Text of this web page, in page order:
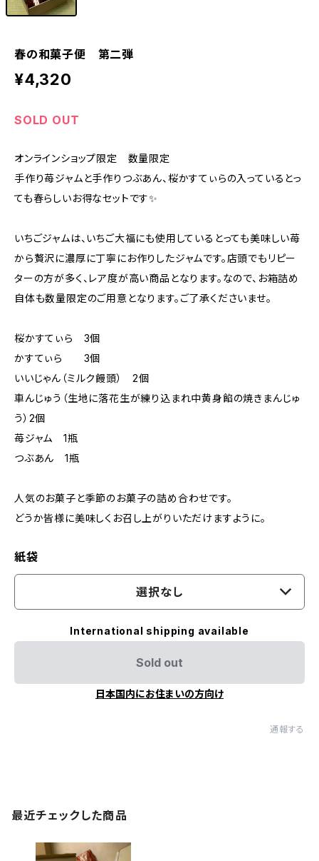
春の和菓子便 第二弾
¥4,320
SOLD OUT
オンラインショップ限定 数量限定
手作り苺ジャムと手作りつぶあん、桜かすてぃらの入っているとっ
ても春らしいお得なセットです✨
いちごジャムは、いちご大福にも使用しているとっても美味しい苺
から贅沢に濃厚に丁寧にお作りしたジャムです。店頭でもリピー
ターの方が多く、レア度が高い商品となります。なので、お箱詰め
自体も数量限定のご用意となります。ご了承くださいませ。
桜かすてぃら 3個
かすてぃら 3個
いいじゃん（ミルク饅頭） 2個
車んじゅう（生地に落花生が練り込まれ中黄身餡の焼きまんじゅ
う）2個
苺ジャム 1瓶
つぶあん 1瓶
人気のお菓子と季節のお菓子の詰め合わせです。
どうか皆様に美味しくお召し上がりいただけますように。
紙袋
選択なし
International shipping available
Sold out
日本国内にお住まいの方向け
通報する
最近チェックした商品